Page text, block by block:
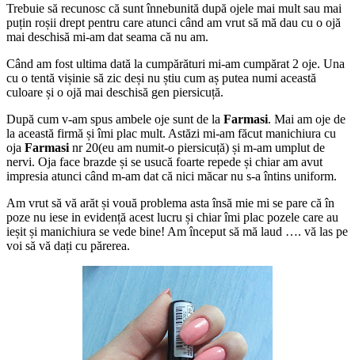
Trebuie să recunosc că sunt înnebunită după ojele mai mult sau mai
puțin roșii drept pentru care atunci când am vrut să mă dau cu o ojă
mai deschisă mi-am dat seama că nu am.
Când am fost ultima dată la cumpărături mi-am cumpărat 2 oje. Una
cu o tentă vișinie să zic deși nu știu cum aș putea numi această
culoare și o ojă mai deschisă gen piersicuță.
După cum v-am spus ambele oje sunt de la Farmasi. Mai am oje de
la această firmă și îmi plac mult. Astăzi mi-am făcut manichiura cu
oja Farmasi nr 20(eu am numit-o piersicuță) și m-am umplut de
nervi. Oja face brazde și se usucă foarte repede și chiar am avut
impresia atunci când m-am dat că nici măcar nu s-a întins uniform.
Am vrut să vă arăt și vouă problema asta însă mie mi se pare că în
poze nu iese in evidență acest lucru și chiar îmi plac pozele care au
ieșit și manichiura se vede bine! Am început să mă laud …. vă las pe
voi să vă dați cu părerea.